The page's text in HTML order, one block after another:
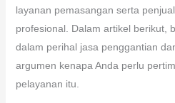
layanan pemasangan serta
profesional. Dalam artikel berikut,
dalam perihal jasa penggantian
argumen kenapa Anda perlu
pelayanan itu.